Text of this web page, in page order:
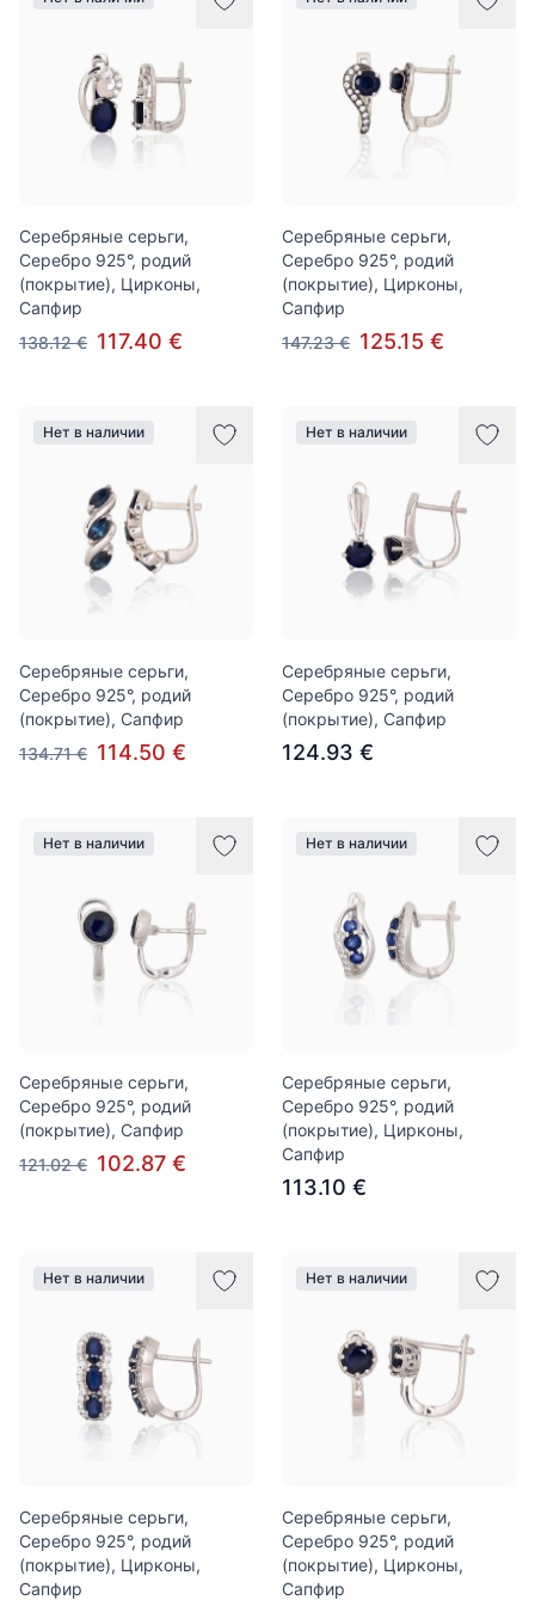
Серебряные серьги,
Серебро 925°, родий
(покрытие), Цирконы,
Сапфир
138.12 € 117.40 €
Серебряные серьги,
Серебро 925°, родий
(покрытие), Цирконы,
Сапфир
147.23 € 125.15 €
Нет в наличии
Серебряные серьги,
Серебро 925°, родий
(покрытие), Сапфир
134.71 € 114.50 €
Нет в наличии
Серебряные серьги,
Серебро 925°, родий
(покрытие), Сапфир
124.93 €
Нет в наличии
Серебряные серьги,
Серебро 925°, родий
(покрытие), Сапфир
121.02 € 102.87 €
Нет в наличии
Серебряные серьги,
Серебро 925°, родий
(покрытие), Цирконы,
Сапфир
113.10 €
Нет в наличии
Серебряные серьги,
Серебро 925°, родий
(покрытие), Цирконы,
Сапфир
Нет в наличии
Серебряные серьги,
Серебро 925°, родий
(покрытие), Цирконы,
Сапфир